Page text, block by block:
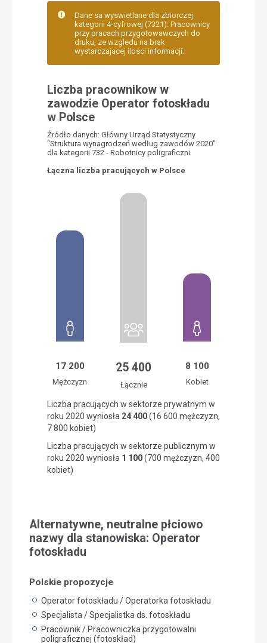
Dane sa wyswietlane dla zbiorczej
kategorii 4-cyfrowej (7321): Pracownicy
przy pracach przygotowawczych do
druku, ze wzgledu na brak
wystarczajacej ilosci informacji.
Liczba pracownikow w
zawodzie Operator fotoskładu
w Polsce
Źródło danych: Główny Urząd Statystyczny
"Struktura wynagrodzeń według zawodów 2020"
dla kategorii 732 - Robotnicy poligraficzni
Łączna liczba pracujących w Polsce
17 200
Mężczyzn
25 400
Łącznie
8 100
Kobiet
Liczba pracujących w sektorze prywatnym w
roku 2020 wyniosła 24 400(16 600 mężczyzn,
7 800 kobiet)
Liczba pracujących w sektorze publicznym w
roku 2020 wyniosła 1 100(700 mężczyzn, 400
kobiet)
Alternatywne, neutralne płciowo
nazwy dla stanowiska: Operator
fotoskładu
Polskie propozycje
Operator fotoskładu / Operatorka fotoskładu
Specjalista / Specjalistka ds. fotoskładu
Pracownik / Pracowniczka przygotowalni
poligraficznej (fotoskład)